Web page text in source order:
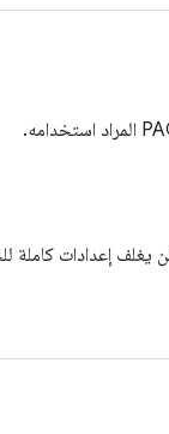
يغلف إعدادات كاملة